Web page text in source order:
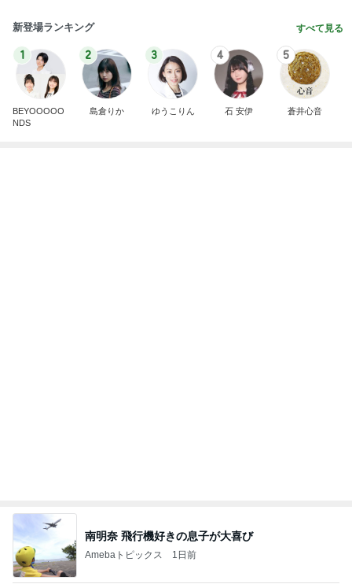
新登場ランキング すべて見る
1
BEYOOOOO
NDS
2
島倉りか
3
ゆうこりん
4
石 安伊
5
蒼井心音
南明奈 飛行機好きの息子が大喜び
Amebaトピックス 1日前